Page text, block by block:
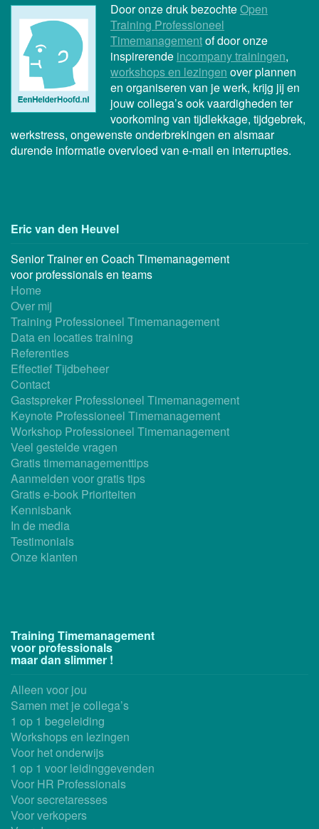
Door onze druk bezochteOpen
Training Professioneel
Timemanagementof door onze
inspirerende incompany trainingen,
workshops en lezingen over plannen
en organiseren van je werk, krijg jij en
jouw collega’s ook vaardigheden ter
voorkoming van tijdlekkage, tijdgebrek,
werkstress, ongewenste onderbrekingen en alsmaar
durende informatie overvloed van e-mail en interrupties.
Eric van den Heuvel
Senior Trainer en Coach Timemanagement
voor professionals en teams
Home
Over mij
Training Professioneel Timemanagement
Data en locaties training
Referenties
Effectief Tijdbeheer
Contact
Gastspreker Professioneel Timemanagement
Keynote Professioneel Timemanagement
Workshop Professioneel Timemanagement
Veel gestelde vragen
Gratis timemanagementtips
Aanmelden voor gratis tips
Gratis e-book Prioriteiten
Kennisbank
In de media
Testimonials
Onze klanten
Training Timemanagement
voor professionals
maar dan slimmer !
Alleen voor jou
Samen met je collega’s
1 op 1 begeleiding
Workshops en lezingen
Voor het onderwijs
1 op 1 voor leidinggevenden
Voor HR Professionals
Voor secretaresses
Voor verkopers